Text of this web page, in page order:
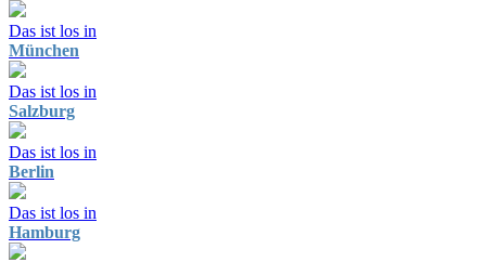
Das ist los in
München
Das ist los in
Salzburg
Das ist los in
Berlin
Das ist los in
Hamburg